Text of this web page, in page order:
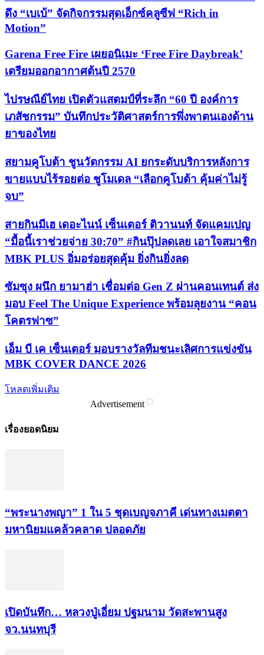
ดึง “เบเบ้” จัดกิจกรรมสุดเอ็กซ์คลูซีฟ “Rich in
Motion”
Garena Free Fire เผยอนิเมะ ‘Free Fire Daybreak’
เตรียมออกอากาศต้นปี 2570
ไปรษณีย์ไทย เปิดตัวแสตมป์ที่ระลึก “60 ปี องค์การ
เภสัชกรรม” บันทึกประวัติศาสตร์การพึ่งพาตนเองด้าน
ยาของไทย
สยามคูโบต้า ชูนวัตกรรม AI ยกระดับบริการหลังการ
ขายแบบไร้รอยต่อ ชูโมเดล “เลือกคูโบต้า คุ้มค่าไม่รู้
จบ”
สายกินมีเฮ เดอะไนน์ เซ็นเตอร์ ติวานนท์ จัดแคมเปญ
“มื้อนี้เราช่วยจ่าย 30:70” #กินปุ๊ปลดเลย เอาใจสมาชิก
MBK PLUS อิ่มอร่อยสุดคุ้ม ยิ่งกินยิ่งลด
ซัมซุง ผนึก ยามาฮ่า เชื่อมต่อ Gen Z ผ่านคอนเทนต์ ส่ง
มอบ Feel The Unique Experience พร้อมลุยงาน “คอน
โคตรฟาซ”
เอ็ม บี เค เซ็นเตอร์ มอบรางวัลทีมชนะเลิศการแข่งขัน
MBK COVER DANCE 2026
โหลดเพิ่มเติม
Advertisement
เรื่องยอดนิยม
“พระ​นาง​พญา” 1 ใน 5​ ชุดเบญจ​ภาคี​ เด่นทางเมตตา​
มหา​นิยม​แคล้วคลาด​ ปลอดภัย​
เปิดบันทึก… หลวงปู่เอี่ยม ​ปฐม​นาม​ วัดสะพานสูง​
จว.นนทบุรี